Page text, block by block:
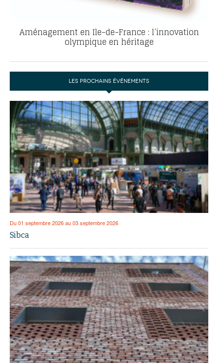
Aménagement en Ile-de-France : l’innovation
olympique en héritage
LES PROCHAINS ÉVÉNEMENTS
Du 01 septembre 2026 au 03 septembre 2026
Sibca